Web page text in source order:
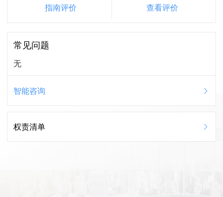
指南评价 查看评价
常见问题
无
智能咨询
权责清单